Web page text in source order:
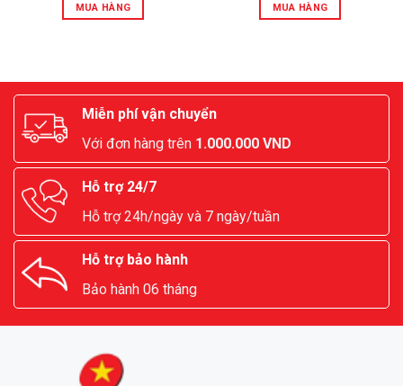
MUA HÀNG MUA HÀNG
Miễn phí vận chuyển
Với đơn hàng trên 1.000.000 VND
Hỗ trợ 24/7
Hỗ trợ 24h/ngày và 7 ngày/tuần
Hỗ trợ bảo hành
Bảo hành 06 tháng